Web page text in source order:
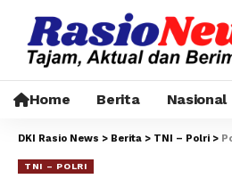
Home Berita Nasional
DKI Rasio News > Berita > TNI – Polri > Polisi
TNI – POLRI